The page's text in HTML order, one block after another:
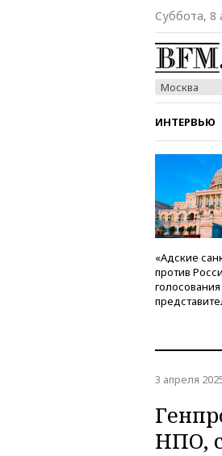
Суббота, 8
Москва
ИНТЕРВЬЮ
СТИЛЬ
«Адские
против
голосования
3 апреля
НПО,